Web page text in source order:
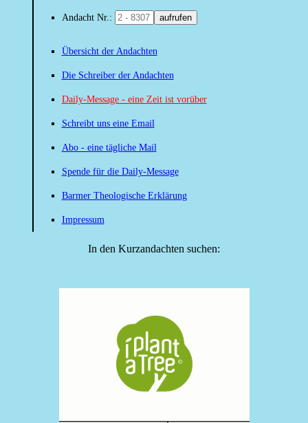
Andacht Nr.: aufrufen
Übersicht der Andachten
Die Schreiber der Andachten
Daily-Message - eine Zeit ist vorüber
Schreibt uns eine Email
Abo - eine tägliche Mail
Spende für die Daily-Message
Barmer Theologische Erklärung
Impressum
In den Kurzandachten suchen: